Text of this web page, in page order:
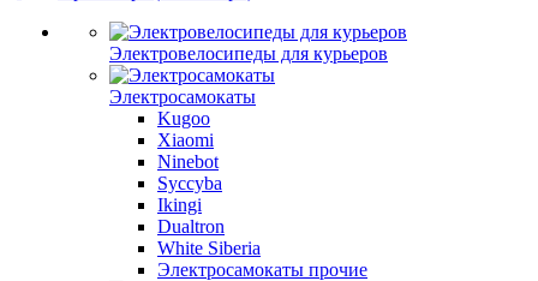
Электровелосипеды для курьеров
Электросамокаты
Kugoo
Xiaomi
Ninebot
Syccyba
Ikingi
Dualtron
White Siberia
Электросамокаты прочие